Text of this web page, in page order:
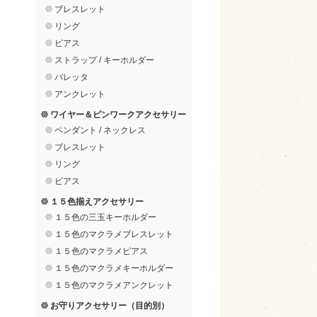
ブレスレット
リング
ピアス
ストラップ / キーホルダー
バレッタ
アンクレット
ワイヤー＆ピンワークアクセサリー
ペンダント / ネックレス
ブレスレット
リング
ピアス
１５色揃えアクセサリー
１５色の三玉キーホルダー
１５色のマクラメブレスレット
１５色のマクラメピアス
１５色のマクラメキーホルダー
１５色のマクラメアンクレット
お守りアクセサリー（目的別）